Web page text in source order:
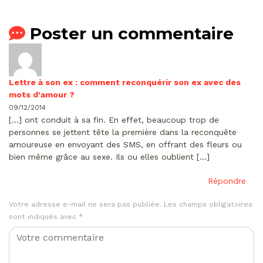
Poster un commentaire
Lettre à son ex : comment reconquérir son ex avec des
mots d'amour ?
09/12/2014
[…] ont conduit à sa fin. En effet, beaucoup trop de
personnes se jettent tête la première dans la reconquête
amoureuse en envoyant des SMS, en offrant des fleurs ou
bien même grâce au sexe. Ils ou elles oublient […]
Répondre
Votre adresse e-mail ne sera pas publiée. Les champs obligatoires
sont indiqués avec *